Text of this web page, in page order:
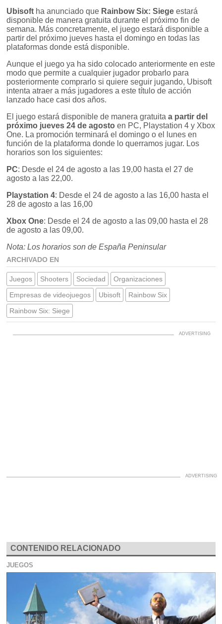
Ubisoft ha anunciado que Rainbow Six: Siege estará
disponible de manera gratuita durante el próximo fin de
semana. Más concretamente, el juego estará disponible a
partir del próximo jueves hasta el domingo en todas las
plataformas donde está disponible.
Aunque el juego ya ha sido colocado anteriormente en este
modo que permite a cualquier jugador probarlo para
posteriormente comprarlo si quiere seguir jugando, Ubisoft
intenta atraer a más jugadores a este título de acción
lanzado hace casi dos años.
El juego estará disponible de manera gratuitaa partir del
próximo jueves 24 de agostoen PC, Playstation 4 y Xbox
One. La promoción terminará el domingo o el lunes en
función de la plataforma donde lo querramos jugar. Los
horarios son los siguientes:
PC: Desde el 24 de agosto a las 19,00 hasta el 27 de
agosto a las 22,00.
Playstation 4: Desde el 24 de agosto a las 16,00 hasta el
28 de agosto a las 16,00
Xbox One: Desde el 24 de agosto a las 09,00 hasta el 28
de agosto a las 09,00.
Nota: Los horarios son de España Peninsular
ARCHIVADO EN
Juegos Shooters Sociedad
Organizaciones
Empresas de videojuegos
Ubisoft
Rainbow Six
Rainbow Six: Siege
CONTENIDO RELACIONADO
JUEGOS